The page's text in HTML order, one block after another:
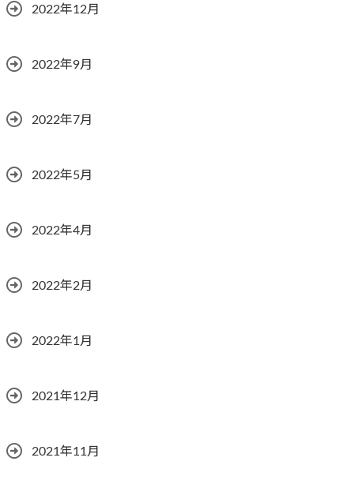
2022年12月
2022年9月
2022年7月
2022年5月
2022年4月
2022年2月
2022年1月
2021年12月
2021年11月